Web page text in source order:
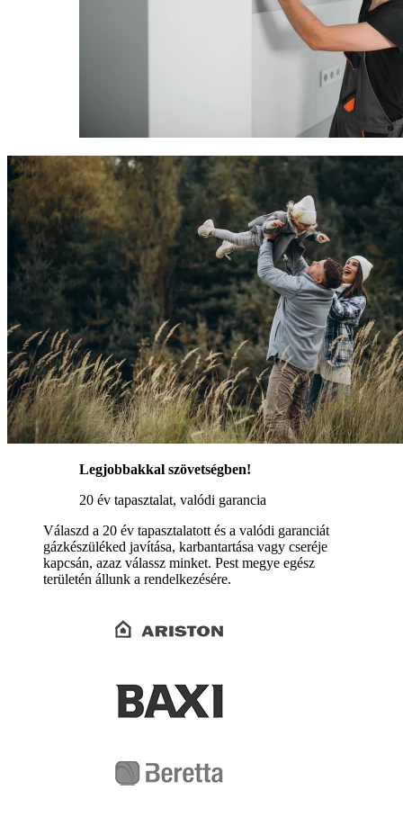
Legjobbakkal szövetségben!
20 év tapasztalat, valódi garancia
Válaszd a 20 év tapasztalatott és a valódi garanciát
gázkészüléked javítása, karbantartása vagy cseréje
kapcsán, azaz válassz minket. Pest megye egész
területén állunk a rendelkezésére.